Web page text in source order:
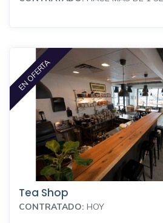
EN OFERTA
Tea Shop
CONTRATADO: HOY